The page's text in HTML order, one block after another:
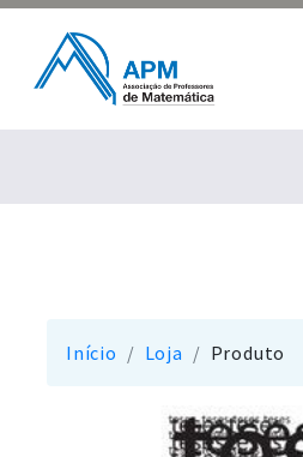
Início Loja Produto